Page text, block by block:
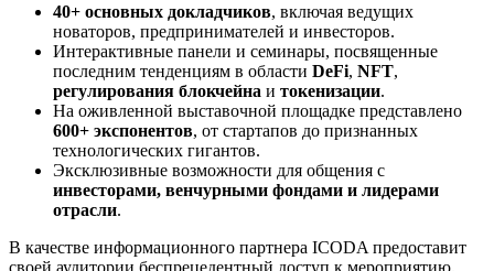
40+ основных докладчиков, включая ведущих
новаторов, предпринимателей и инвесторов.
Интерактивные панели и семинары, посвященные
последним тенденциям в области DeFi, NFT,
регулирования блокчейна и токенизации.
На оживленной выставочной площадке представлено
600+ экспонентов, от стартапов до признанных
технологических гигантов.
Эксклюзивные возможности для общения с
инвесторами, венчурными фондами и лидерами
отрасли.
В качестве информационного партнера ICODA предоставит
своей аудитории беспрецедентный доступ к мероприятию,